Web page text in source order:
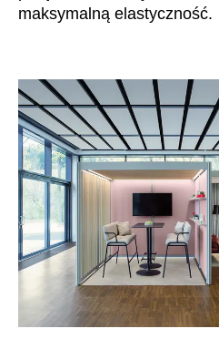
Luksemburg(LU)
Mauretania(MR)
Niemcy (DE)
Nigeria(NG)
Norwegia(NO)
Nowa Zelandia
Oman (OM)
Polska (PL)
Portugalia(PT)
Republika Czeska (CZ)
maksymalną elastyczność.